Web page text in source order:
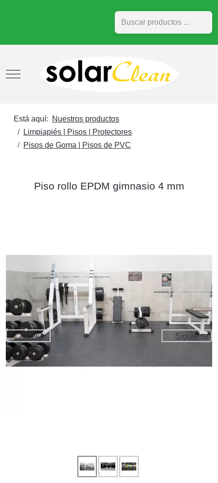
Buscar
Mobile Menu Toggle
Está aquí:
Nuestros productos
Limpiapiés | Pisos | Protectores
Pisos de Goma | Pisos de PVC
Piso rollo EPDM gimnasio 4 mm
Anterior Siguiente